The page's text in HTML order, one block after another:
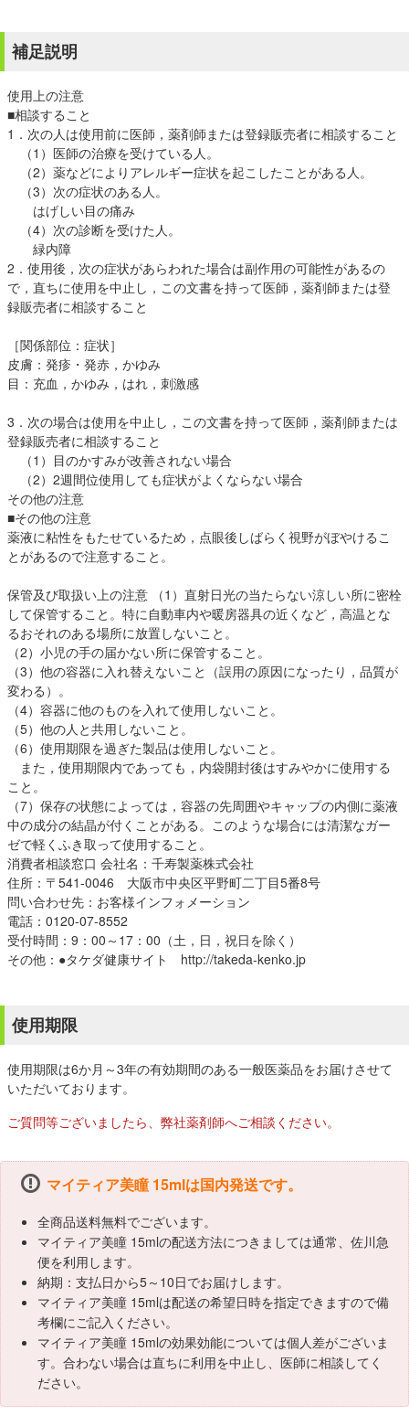
補足説明
使用上の注意
■相談すること
1．次の人は使用前に医師，薬剤師または登録販売者に相談すること
（1）医師の治療を受けている人。
（2）薬などによりアレルギー症状を起こしたことがある人。
（3）次の症状のある人。
はげしい目の痛み
（4）次の診断を受けた人。
緑内障
2．使用後，次の症状があらわれた場合は副作用の可能性があるの
で，直ちに使用を中止し，この文書を持って医師，薬剤師または登
録販売者に相談すること
［関係部位：症状］
皮膚：発疹・発赤，かゆみ
目：充血，かゆみ，はれ，刺激感
3．次の場合は使用を中止し，この文書を持って医師，薬剤師または
登録販売者に相談すること
（1）目のかすみが改善されない場合
（2）2週間位使用しても症状がよくならない場合
その他の注意
■その他の注意
薬液に粘性をもたせているため，点眼後しばらく視野がぼやけるこ
とがあるので注意すること。
保管及び取扱い上の注意 （1）直射日光の当たらない涼しい所に密栓
して保管すること。特に自動車内や暖房器具の近くなど，高温とな
るおそれのある場所に放置しないこと。
（2）小児の手の届かない所に保管すること。
（3）他の容器に入れ替えないこと（誤用の原因になったり，品質が
変わる）。
（4）容器に他のものを入れて使用しないこと。
（5）他の人と共用しないこと。
（6）使用期限を過ぎた製品は使用しないこと。
また，使用期限内であっても，内袋開封後はすみやかに使用する
こと。
（7）保存の状態によっては，容器の先周囲やキャップの内側に薬液
中の成分の結晶が付くことがある。このような場合には清潔なガー
ゼで軽くふき取って使用すること。
消費者相談窓口 会社名：千寿製薬株式会社
住所：〒541-0046 大阪市中央区平野町二丁目5番8号
問い合わせ先：お客様インフォメーション
電話：0120-07-8552
受付時間：9：00～17：00（土，日，祝日を除く）
その他：●タケダ健康サイト http://takeda-kenko.jp
使用期限
使用期限は6か月～3年の有効期間のある一般医薬品をお届けさせて
いただいております。
ご質問等ございましたら、弊社薬剤師へご相談ください。
マイティア美瞳 15mlは国内発送です。
全商品送料無料でございます。
マイティア美瞳 15mlの配送方法につきましては通常、佐川急
便を利用します。
納期：支払日から5～10日でお届けします。
マイティア美瞳 15mlは配送の希望日時を指定できますので備
考欄にご記入ください。
マイティア美瞳 15mlの効果効能については個人差がございま
す。合わない場合は直ちに利用を中止し、医師に相談してく
ださい。